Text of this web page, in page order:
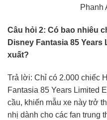
Phanh
Câu hỏi 2: Có bao nhiêu
Disney Fantasia 85
xuất?
Trả lời: Chỉ có 2.000 chiếc
Fantasia 85 Years Limited
cầu, khiến mẫu xe này trở
nhị dành cho các fan trung